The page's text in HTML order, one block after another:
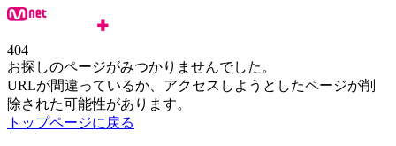
404
お探しのページがみつかりませんでした。
URLが間違っているか、アクセスしようとしたページが削
除された可能性があります。
トップページに戻る